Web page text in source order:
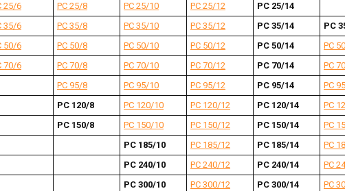
25/6 РС 25/8 РС 25/10 РС 25/12
РС 25/14
35/6 РС 35/8 РС 35/10 РС 35/12 РС 35/14
РС
50/6 РС 50/8 РС 50/10 РС 50/12 РС 50/14
РС
70/6 РС 70/8 РС 70/10 РС 70/12 РС 70/14
РС
РС 95/8 РС 95/10 РС 95/12 РС 95/14
РС
РС 120/8 РС 120/10 РС 120/12 РС 120/14
РС
РС 150/8 РС 150/10 РС 150/12 РС 150/14
РС
РС 185/10 РС 185/12 РС 185/14
РС
РС 240/10 РС 240/12 РС 240/14
РС
РС 300/10 РС 300/12 РС 300/14
РС